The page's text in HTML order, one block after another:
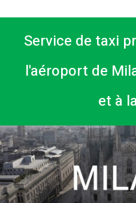
Service de taxi
l'aéroport de
et à